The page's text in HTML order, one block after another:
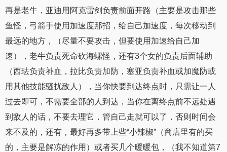
再是老牛，亚迪用阿克雷剑负责前面开路（主要是攻击那些
鱼怪，弓箭手使用加速度那招，给自己加速度，每次移动到
最远的地方，（尽量不要攻击，但要使用加速给自己加
速），老牛负责死命砍海螺怪，还有3个女的负责后面辅助
（西珐负责补血，拉比负责加防，塞亚负责补血或加魔防或
用其他技能骚扰敌人），当你快要到达终点时，只需让一人
过去即可，不需要全部的人到达，当你在离终点前不远处遇
到敌人的话，不要去理它，管自己走就可以了，否则时间会
来不及的，还有，最好再多带上些“小辣椒”（商店里有的买
的，主要是解冻的作用）或者买几个暖暖包，（我不知道第7